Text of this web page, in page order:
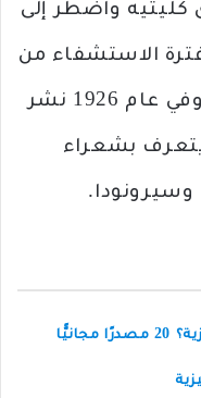
كليتيه واضطر إلى
الاستشفاء من
العملية كان يكتب القصائد، وفي عام 1926 نشر
يتعرف بشعراء
كيف تتعلم الإنجليزية؟ 20 مصدرًا مجانيًّا